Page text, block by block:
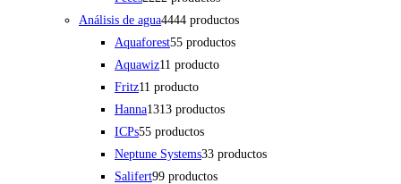
Análisis de agua4444 productos
Aquaforest55 productos
Aquawiz11 producto
Fritz11 producto
Hanna1313 productos
ICPs55 productos
Neptune Systems33 productos
Salifert99 productos